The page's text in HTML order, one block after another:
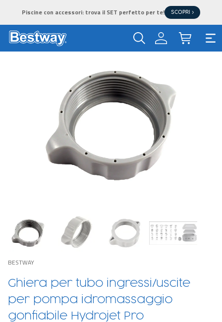
Piscine con accessori: trova il SET perfetto per te! SCOPRI >
BESTWAY
Ghiera per tubo ingressi/uscite
per pompa idromassaggio
gonfiabile Hydrojet Pro